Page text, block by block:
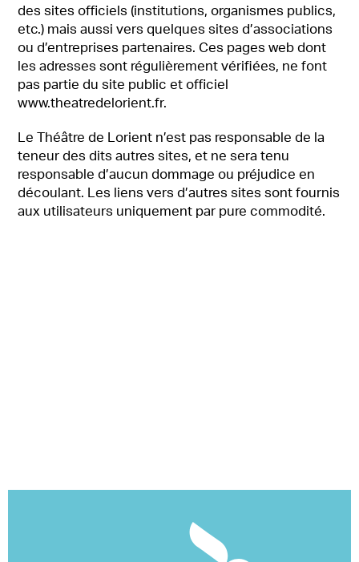
des sites officiels (institutions, organismes publics,
etc.) mais aussi vers quelques sites d’associations
ou d’entreprises partenaires. Ces pages web dont
les adresses sont régulièrement vérifiées, ne font
pas partie du site public et officiel
www.theatredelorient.fr.
Le Théâtre de Lorient n’est pas responsable de la
teneur des dits autres sites, et ne sera tenu
responsable d’aucun dommage ou préjudice en
découlant. Les liens vers d’autres sites sont fournis
aux utilisateurs uniquement par pure commodité.